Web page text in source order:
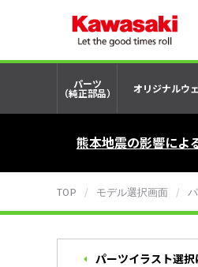
パーツ
（純正部品） オリジナルウ
熊本地震の影響によ
TOP モデル選択画面
パーツイラスト選択